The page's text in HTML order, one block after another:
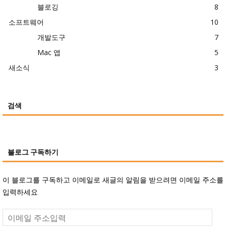
블로깅
8
소프트웨어
10
개발도구
7
Mac 앱
5
새소식
3
검색
블로그 구독하기
이 블로그를 구독하고 이메일로 새글의 알림을 받으려면 이메일 주소를
입력하세요
이
메